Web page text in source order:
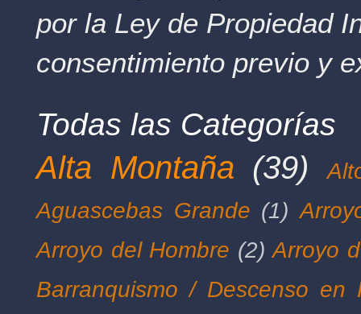
por la Ley de Propiedad
consentimiento previo y
Todas las Categorías
Alta Montaña (39)
Aguascebas Grande (1)
Arroyo del Hombre (2) Arroyo
Barranquismo / Descenso en